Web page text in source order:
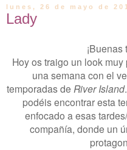
lunes, 26 de mayo de
Lady
Hoy os traigo un look
una semana con el
temporadas de River Island
podéis encontrar esta
enfocado a esas
compañía, donde un